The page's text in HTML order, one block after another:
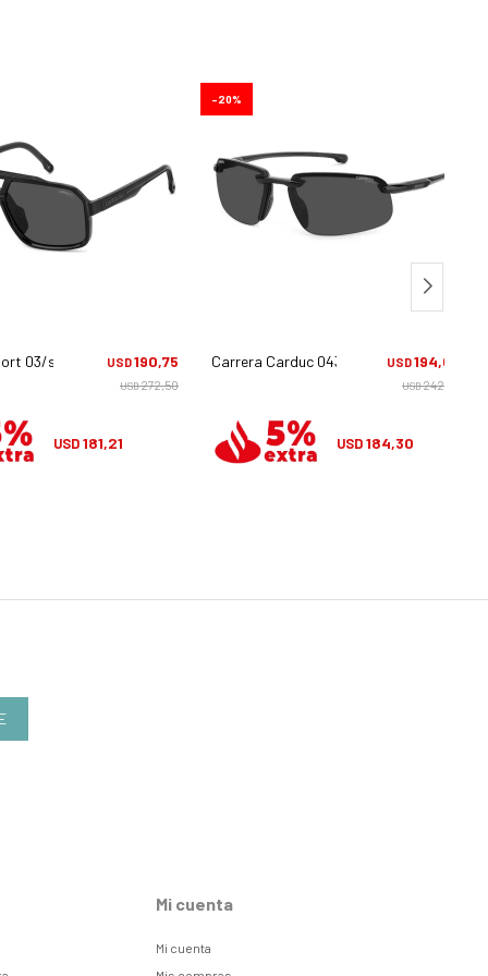
03/s - 807m9USD190,75
USD272,50
USD181,21
Carrera Carduc 043/s - 807ir
USD194,00
USD242,50
20
USD184,30
Mi cuenta
Mi cuenta